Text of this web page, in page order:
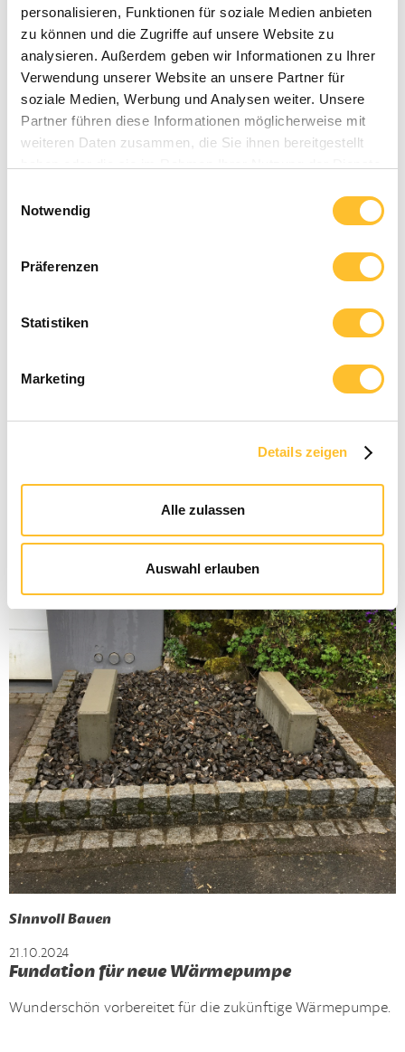
personalisieren, Funktionen für soziale Medien anbieten
zu können und die Zugriffe auf unsere Website zu
analysieren. Außerdem geben wir Informationen zu Ihrer
Verwendung unserer Website an unsere Partner für
soziale Medien, Werbung und Analysen weiter. Unsere
Partner führen diese Informationen möglicherweise mit
weiteren Daten zusammen, die Sie ihnen bereitgestellt
Notwendig
Präferenzen
Statistiken
Marketing
Details zeigen
Alle zulassen
Auswahl erlauben
Sinnvoll Bauen
Sicherung einer Decke
Langfristige Sicherung einer Decke mit Stahlträgern und
Sinnvoll Bauen
21.10.2024
Fundation für neue Wärmepumpe
Wunderschön vorbereitet für die zukünftige Wärmepumpe.